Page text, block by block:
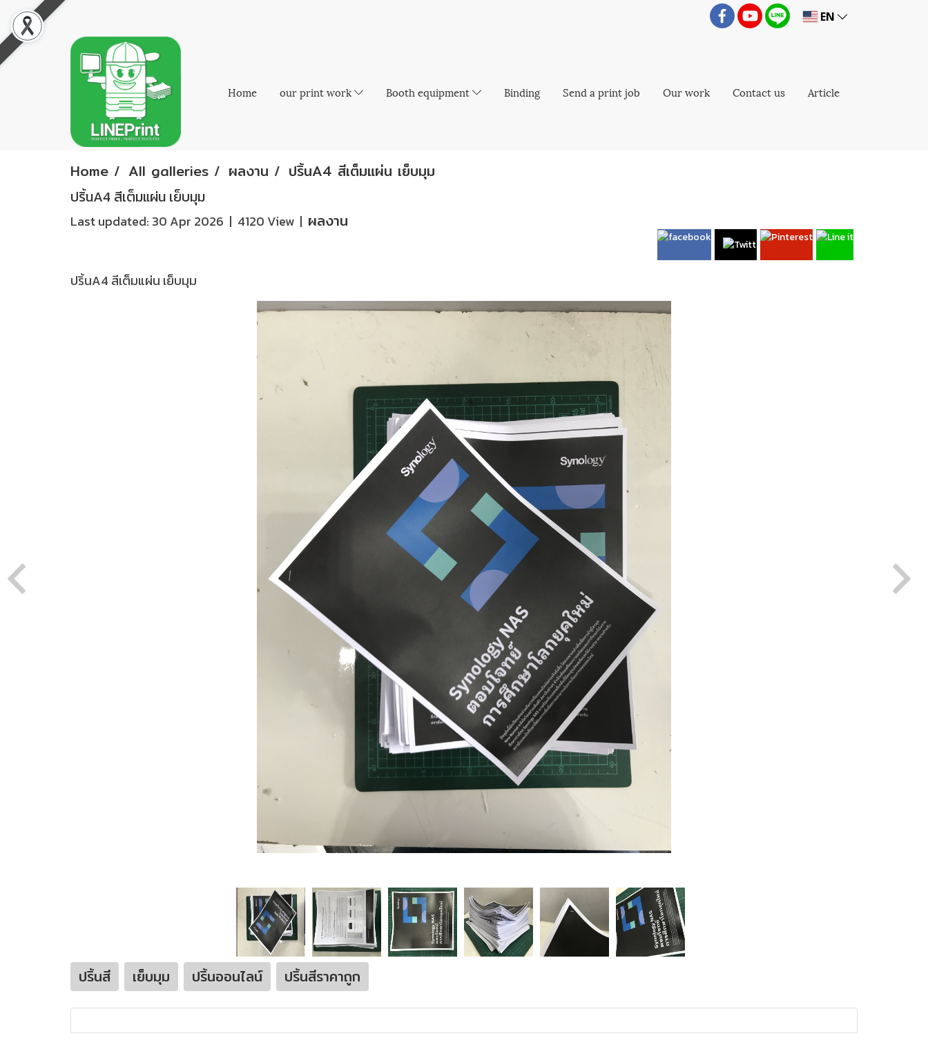
EN
Home our print work Booth equipment Binding Send a print job Our work Contact us Article
Home All galleries ผลงาน ปริ้นA4 สีเต็มแผ่น เย็บมุม
ปริ้นA4 สีเต็มแผ่น เย็บมุม
Last updated: 30 Apr 2026 | 4120 View | ผลงาน
ปริ้นA4 สีเต็มแผ่น เย็บมุม
ปริ้นสี เย็บมุม ปริ้นออนไลน์ ปริ้นสีราคาถูก